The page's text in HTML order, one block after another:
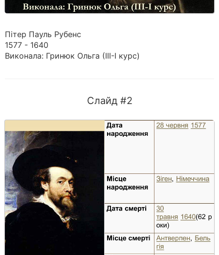
Пітер Пауль Рубенс
1577 - 1640
Виконала: Гринюк Ольга (ІІІ-І курс)
Слайд #2